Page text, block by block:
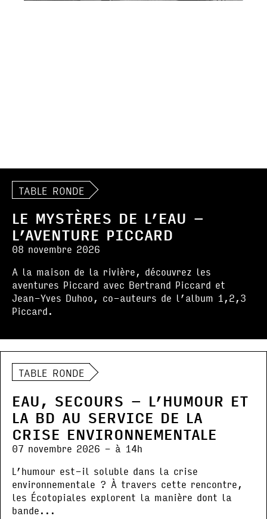
TABLE RONDE
LE MYSTÈRES DE L’EAU –
L’AVENTURE PICCARD
08 novembre 2026
A la maison de la rivière, découvrez les
aventures Piccard avec Bertrand Piccard et
Jean-Yves Duhoo, co-auteurs de l’album 1,2,3
Piccard.
TABLE RONDE
EAU, SECOURS – L’HUMOUR ET
LA BD AU SERVICE DE LA
CRISE ENVIRONNEMENTALE
07 novembre 2026 - à 14h
L’humour est-il soluble dans la crise
environnementale ? À travers cette rencontre,
les Écotopiales explorent la manière dont la
bande...